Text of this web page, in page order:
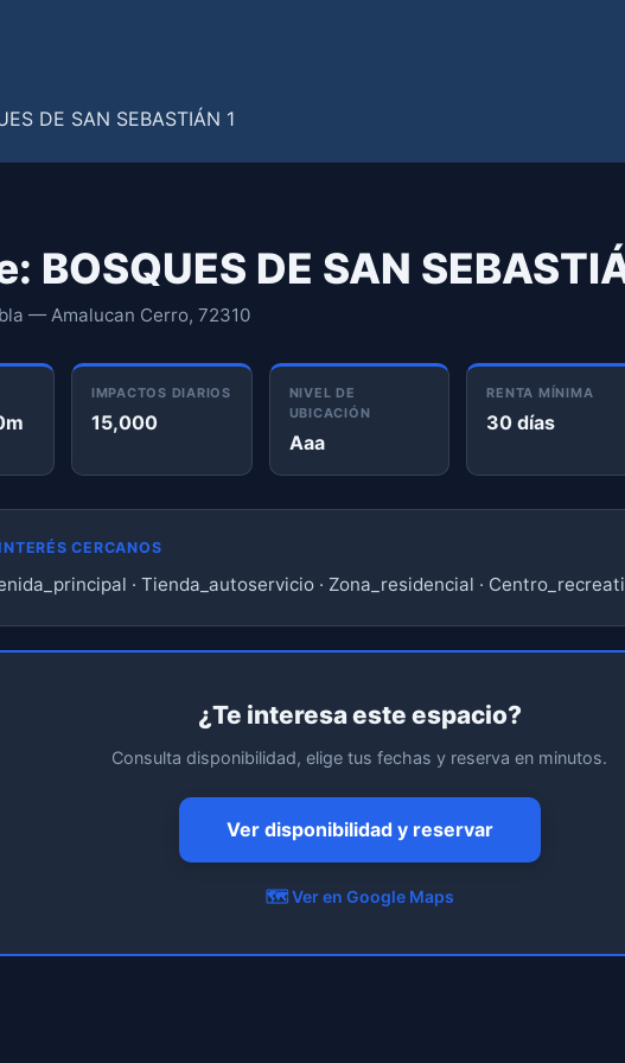
BOSQUES DE SAN
— Amalucan Cerro, 72310
IMPACTOS DIARIOS
15,000
NIVEL DE
UBICACIÓN
Aaa
RENTA MÍNIMA
30 días
CERCANOS
· Tienda_autoservicio · Zona_residencial ·
¿Te interesa este espacio?
Consulta disponibilidad, elige tus fechas y reserva en minutos.
Ver disponibilidad y reservar
🗺️ Ver en Google Maps